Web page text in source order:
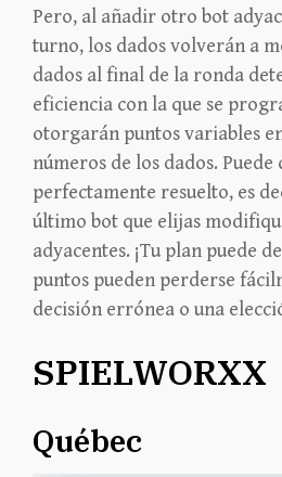
Pero, al añadir otro bot
turno, los dados volverán a
dados al final de la ronda
eficiencia con la que se
otorgarán puntos variables
números de los dados.
perfectamente resuelto, es
último bot que elijas
adyacentes. ¡Tu plan puede
puntos pueden perderse
decisión errónea o una
SPIELWORXX
Québec